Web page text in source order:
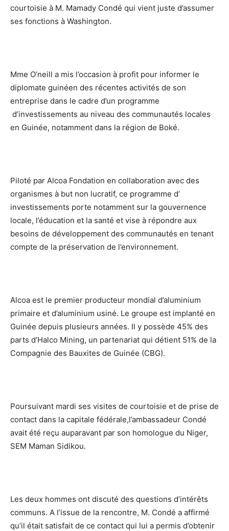
courtoisie à M. Mamady Condé qui vient juste d’assumer
ses fonctions à Washington.
Mme O’neill a mis l’occasion à profit pour informer le
diplomate guinéen des récentes activités de son
entreprise dans le cadre d’un programme
d’investissements au niveau des communautés locales
en Guinée, notamment dans la région de Boké.
Piloté par Alcoa Fondation en collaboration avec des
organismes à but non lucratif, ce programme d’
investissements porte notamment sur la gouvernence
locale, l’éducation et la santé et vise à répondre aux
besoins de développement des communautés en tenant
compte de la préservation de l’environnement.
Alcoa est le premier producteur mondial d’aluminium
primaire et d’aluminium usiné. Le groupe est implanté en
Guinée depuis plusieurs années. Il y possède 45% des
parts d’Halco Mining, un partenariat qui détient 51% de la
Compagnie des Bauxites de Guinée (CBG).
Poursuivant mardi ses visites de courtoisie et de prise de
contact dans la capitale fédérale,l’ambassadeur Condé
avait été reçu auparavant par son homologue du Niger,
SEM Maman Sidikou.
Les deux hommes ont discuté des questions d’intérêts
communs. A l’issue de la rencontre, M. Condé a affirmé
qu’il était satisfait de ce contact qui lui a permis d’obtenir